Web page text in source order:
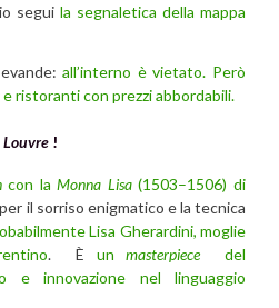
segui la segnaletica della mappa
all’interno è vietato. Però
e ristoranti con prezzi abbordabili.
Louvre !
con laMonna Lisa(1503–1506) di
il sorriso enigmatico e la tecnica
Lisa Gherardini, moglie
. È unmasterpiece
del
e innovazione nel linguaggio